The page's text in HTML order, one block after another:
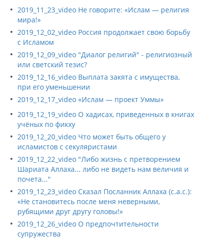
2019_11_23_video Не говорите: «Ислам — религия
мира!»
2019_12_02_video Россия продолжает свою борьбу
с Исламом
2019_12_09_video "Диалог религий" - религиозный
или светский тезис?
2019_12_16_video Выплата закята с имущества,
при его уменьшении
2019_12_17_video «Ислам — проект Уммы»
2019_12_19_video О хадисах, приведенных в книгах
учёных по фикху
2019_12_20_video Что может быть общего у
исламистов с секуляристами
2019_12_22_video "Либо жизнь с претворением
Шариата Аллаха... либо не видеть нам величия и
почета..."
2019_12_23_video Сказал Посланник Аллаха (с.а.с.):
«Не становитесь после меня неверными,
рубящими друг другу головы!»
2019_12_26_video О предпочтительности
супружества